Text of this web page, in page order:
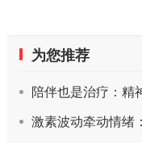
为您推荐
陪伴也是治疗：精
激素波动牵动情绪